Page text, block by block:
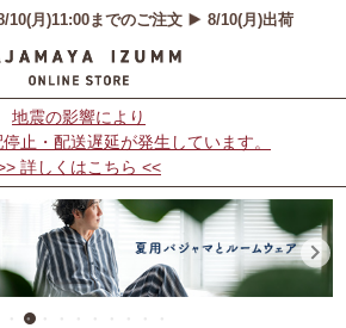
地震の影響により
止・配送遅延が発生しています。
詳しくはこちら <<